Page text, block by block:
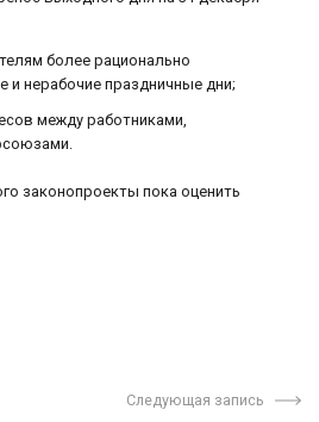
более рационально
и нерабочие праздничные дни;
между работниками,
законопроекты пока оценить
Следующая запись